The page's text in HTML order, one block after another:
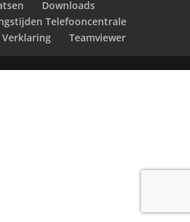
Downloads
Telefooncentrale
Verklaring Teamviewer